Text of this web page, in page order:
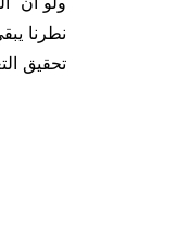
نطرنا
تحقيق